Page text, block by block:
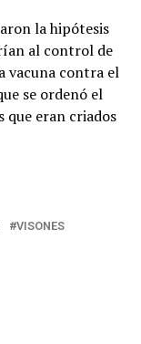
la hipótesis
al control de
vacuna contra el
se ordenó el
que eran criados
VISONES